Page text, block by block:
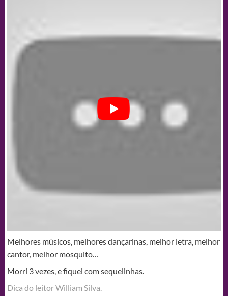
Melhores músicos, melhores dançarinas, melhor letra, melhor
cantor, melhor mosquito…
Morri 3 vezes, e fiquei com sequelinhas.
Dica do leitor William Silva.